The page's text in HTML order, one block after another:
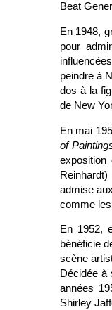
Beat
En 1948,
pour
peindre à
dos à la
de New
En mai
of
exposition
admise
comme
En 1952,
bénéficie
scène
Décidée à
années
Shirley